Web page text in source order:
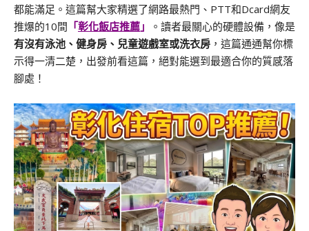
都能滿足。這篇幫大家精選了網路最熱門、PTT和Dcard網友
推爆的10間 「彰化飯店推薦 」
。讀者最關心的硬體設備，像是
有沒有泳池、健身房、兒童遊戲室或洗衣房 ，這篇通通幫你標
示得一清二楚，出發前看這篇，絕對能選到最適合你的質感落
腳處！